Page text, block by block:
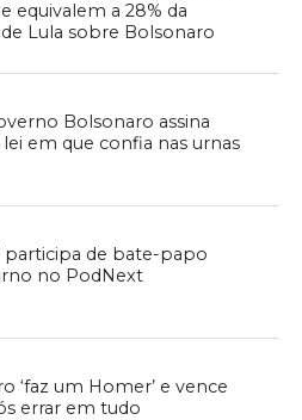
equivalem a 28% da
Lula sobre Bolsonaro
Bolsonaro assina
em que confia nas urnas
participa de bate-papo
no PodNext
‘faz um Homer’ e vence
errar em tudo